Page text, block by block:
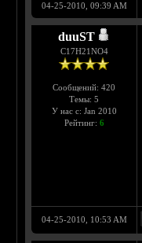
04-25-2010, 09:39 AM
duuST
С17H21NO4
Сообщений: 420
Темы: 5
У нас с: Jan 2010
Рейтинг: 6
04-25-2010, 10:53 AM